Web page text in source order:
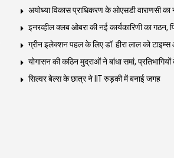
अयोध्या विकास प्राधिकरण के ओएसडी वाराणसी
इनरव्हील क्लब ओबरा की नई कार्यकारिणी का गठन,
ग्रीन इलेक्शन पहल के लिए डॉ. हीरा लाल को टाइम्स
योगासन की कठिन मुद्राओं ने बांधा समां,
सिल्वर बेल्स के छात्र ने IIT रुड़की में बनाई जगह